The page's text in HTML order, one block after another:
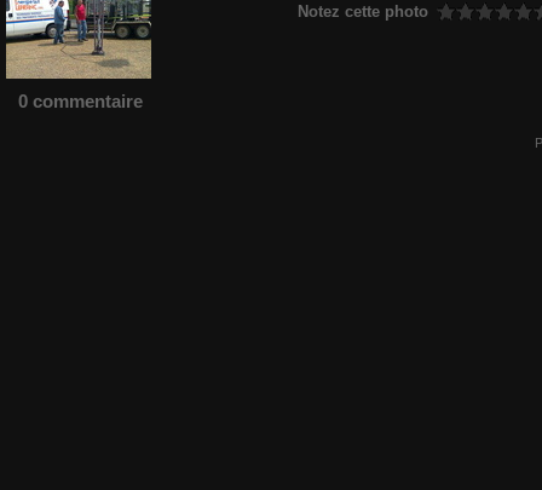
Notez cette photo
0 commentaire